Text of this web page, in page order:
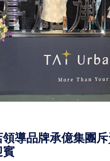
導品牌承億集團
賓